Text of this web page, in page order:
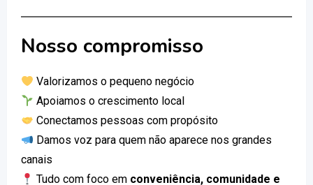
Nosso compromisso
Valorizamos o pequeno negócio
Apoiamos o crescimento local
Conectamos pessoas com propósito
Damos voz para quem não aparece nos grandes
canais
Tudo com foco em conveniência, comunidade e